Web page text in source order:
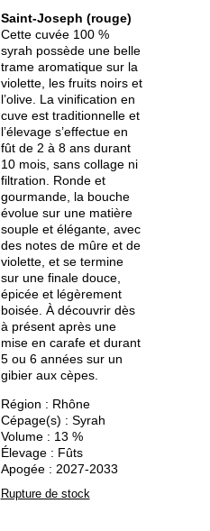
Saint-Joseph (rouge)
Cette cuvée 100 %
syrah possède une belle
trame aromatique sur la
violette, les fruits noirs et
l’olive. La vinification en
cuve est traditionnelle et
l’élevage s’effectue en
fût de 2 à 8 ans durant
10 mois, sans collage ni
filtration. Ronde et
gourmande, la bouche
évolue sur une matière
souple et élégante, avec
des notes de mûre et de
violette, et se termine
sur une finale douce,
épicée et légèrement
boisée. À découvrir dès
à présent après une
mise en carafe et durant
5 ou 6 années sur un
gibier aux cèpes.
Région : Rhône
Cépage(s) : Syrah
Volume : 13 %
Élevage : Fûts
Apogée : 2027-2033
Rupture de stock